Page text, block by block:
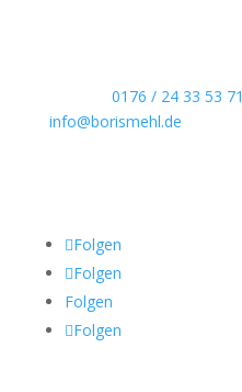
0176 / 24 33 53 71
info@borismehl.de
Folgen
Folgen
Folgen
Folgen